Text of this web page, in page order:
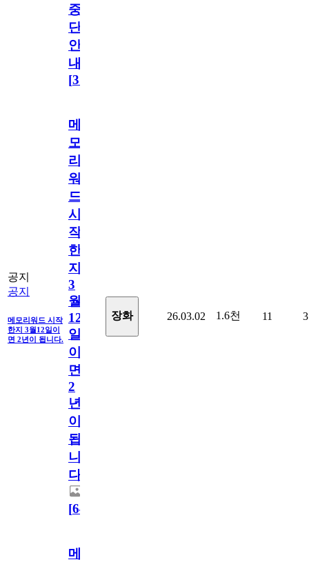
중
단
안
내
[31
공지
공지
메모리워드 시작
한지 3월12일이
면 2년이 됩니다.
메
모
리
워
드
시
작
한
지
3
월
12
일
이
면
2
년
이
됩
니
다.
[64
장화 26.03.02 1.6천 11 3
메